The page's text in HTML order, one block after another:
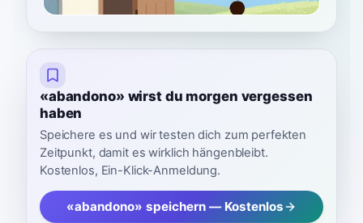
«abandono» wirst du morgen vergessen
haben
Speichere es und wir testen dich zum perfekten
Zeitpunkt, damit es wirklich hängenbleibt.
Kostenlos, Ein-Klick-Anmeldung.
«abandono» speichern — Kostenlos